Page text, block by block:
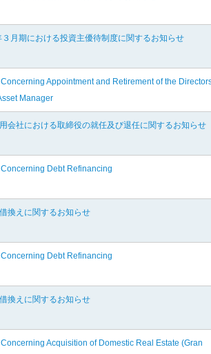
月期における投資主優待制度に関するお知らせ
Appointment and Retirement of the
Manager
会社における取締役の就任及び退任に関するお知らせ
Concerning Debt Refinancing
換えに関するお知らせ
Concerning Debt Refinancing
換えに関するお知らせ
Acquisition of Domestic Real Estate (Gran